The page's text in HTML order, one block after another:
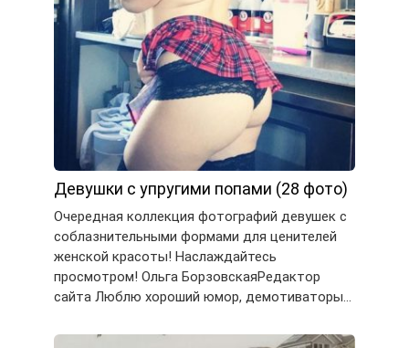
Девушки с упругими попами (28 фото)
Очередная коллекция фотографий девушек с
соблазнительными формами для ценителей
женской красоты! Наслаждайтесь
просмотром! Ольга БорзовскаяРедактор
сайта Люблю хороший юмор, демотиваторы…